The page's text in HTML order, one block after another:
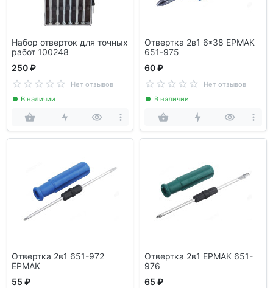
Набор отверток для точных
работ 100248
250 ₽
Нет отзывов
В наличии
Отвертка 2в1 6*38 ЕРМАК
651-975
60 ₽
Нет отзывов
В наличии
Отвертка 2в1 651-972
ЕРМАК
55 ₽
Отвертка 2в1 ЕРМАК 651-
976
65 ₽